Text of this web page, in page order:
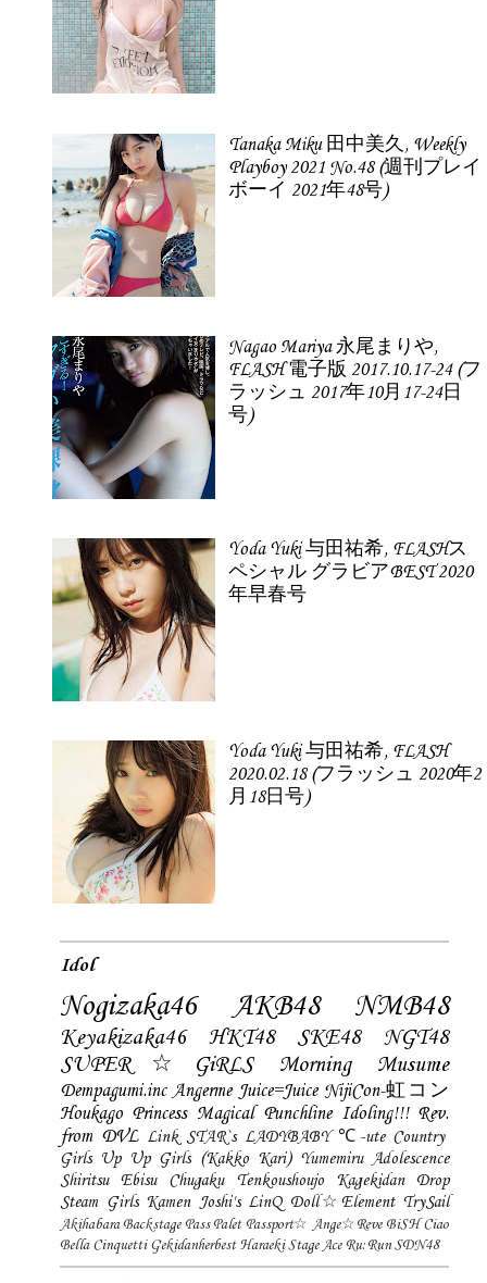
Tanaka Miku 田中美久, Weekly
Playboy 2021 No.48 (週刊プレイ
ボーイ 2021年48号)
Nagao Mariya 永尾まりや,
FLASH 電子版 2017.10.17-24 (フ
ラッシュ 2017年10月17-24日
号)
Yoda Yuki 与田祐希, FLASHス
ペシャル グラビアBEST 2020
年早春号
Yoda Yuki 与田祐希, FLASH
2020.02.18 (フラッシュ 2020年2
月18日号)
Idol
Nogizaka46 AKB48 NMB48
Keyakizaka46 HKT48 SKE48
NGT48
SUPER☆GiRLS
Morning Musume
Dempagumi.inc Angerme Juice=Juice NijiCon-虹コン
Houkago Princess Magical Punchline Idoling!!! Rev.
from DVL Link STAR`s LADYBABY ℃-ute Country
Girls Up Up Girls (Kakko Kari) Yumemiru Adolescence
Shiritsu Ebisu Chugaku
Tenkoushoujo Kagekidan
Drop
Steam Girls Kamen Joshi's LinQ Doll☆Element TrySail
Akihabara Backstage Pass Palet Passport☆ Ange☆Reve BiSH Ciao
Bella Cinquetti Gekidanherbest Haraeki Stage Ace Ru:Run SDN48